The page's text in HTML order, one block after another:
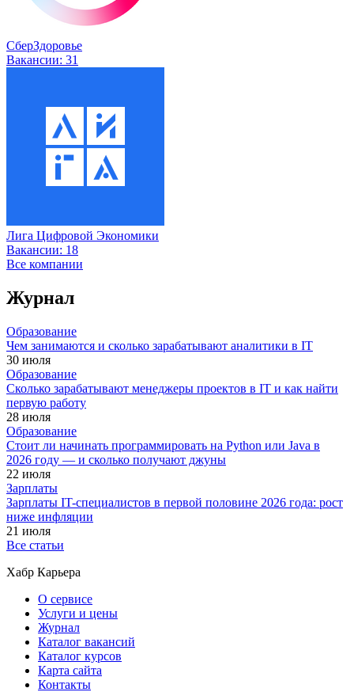
СберЗдоровье
Вакансии: 31
Лига Цифровой Экономики
Вакансии: 18
Все компании
Журнал
Образование
Чем занимаются и сколько зарабатывают аналитики в IT
30 июля
Образование
Сколько зарабатывают менеджеры проектов в IT и как найти
первую работу
28 июля
Образование
Стоит ли начинать программировать на Python или Java в
2026 году — и сколько получают джуны
22 июля
Зарплаты
Зарплаты IT-специалистов в первой половине 2026 года: рост
ниже инфляции
21 июля
Все статьи
Хабр Карьера
О сервисе
Услуги и цены
Журнал
Каталог вакансий
Каталог курсов
Карта сайта
Контакты